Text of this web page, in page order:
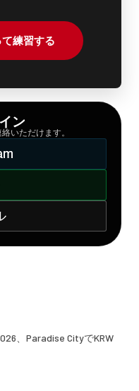
練習する
ン
いただけます。
、Paradise CityでKRW